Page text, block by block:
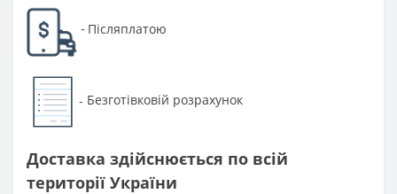
- Післяплатою
- Безготівковій розрахунок
Доставка здійснюється по всій
території України